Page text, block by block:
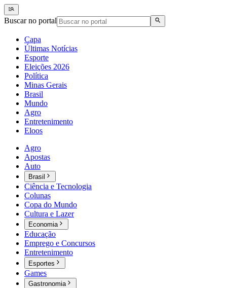
Buscar no portal
Capa
Últimas Notícias
Esporte
Eleições 2026
Política
Minas Gerais
Brasil
Mundo
Agro
Entretenimento
Eloos
Agro
Apostas
Auto
Brasil
Ciência e Tecnologia
Colunas
Copa do Mundo
Cultura e Lazer
Economia
Educação
Emprego e Concursos
Entretenimento
Esportes
Games
Gastronomia